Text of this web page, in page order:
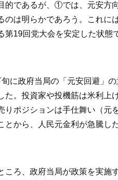
的であるが、①では、元安方
のは明らかであろう。これに
第19回党大会を安定した状態
に政府当局の「元安回避」
た。投資家や投機筋は米利
りポジションは手仕舞い（元
とから、人民元金利が急騰し
ころ、政府当局が政策を実施